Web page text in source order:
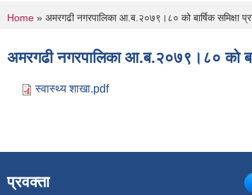
You are here
Home » अमरगढी नगरपालिका आ.ब.२०७९।८० को बार्षिक समिक्षा
अमरगढी नगरपालिका आ.ब.२०७९।८० को
स्वास्थ्य शाखा.pdf
प्रवक्ता